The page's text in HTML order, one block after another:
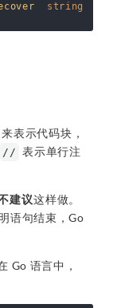
string
来表示代码块，
// 表示单行注
建议这样做。
语句结束，Go
Go 语言中，